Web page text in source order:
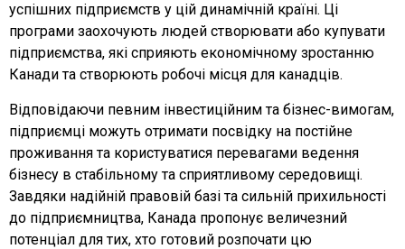
успішних підприємств у цій динамічній країні. Ці
програми заохочують людей створювати або купувати
підприємства, які сприяють економічному зростанню
Канади та створюють робочі місця для канадців.
Відповідаючи певним інвестиційним та бізнес-вимогам,
підприємці можуть отримати посвідку на постійне
проживання та користуватися перевагами ведення
бізнесу в стабільному та сприятливому середовищі.
Завдяки надійній правовій базі та сильній прихильності
до підприємництва, Канада пропонує величезний
потенціал для тих, хто готовий розпочати цю